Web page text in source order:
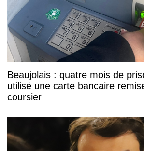
Beaujolais : quatre mois de
utilisé une carte bancaire
coursier